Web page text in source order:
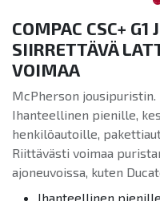
COMPAC CSC+ G1
SIIRRETTÄVÄ
VOIMAA
McPherson
Ihanteellinen pienille,
henkilöautoille,
Riittävästi voimaa
ajoneuvoissa, kuten
Ihanteellinen